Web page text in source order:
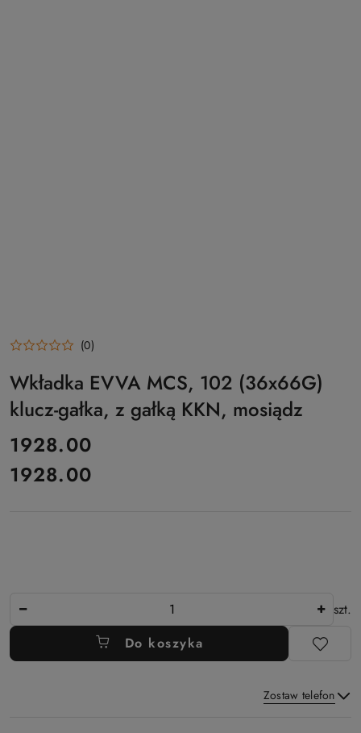
(0)
Wkładka EVVA MCS, 102 (36x66G)
klucz-gałka, z gałką KKN, mosiądz
cena:
1928.00
Cena:
1928.00
szt.
Do koszyka
Zostaw telefon